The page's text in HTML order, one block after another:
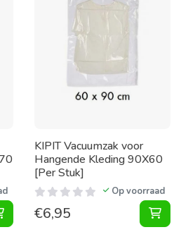
Vacuumzak voor Hangende
KIPIT Vacuumzak voor
Hangende Kleding 90X60
[Per Stuk]
Op voorraad
€6,95